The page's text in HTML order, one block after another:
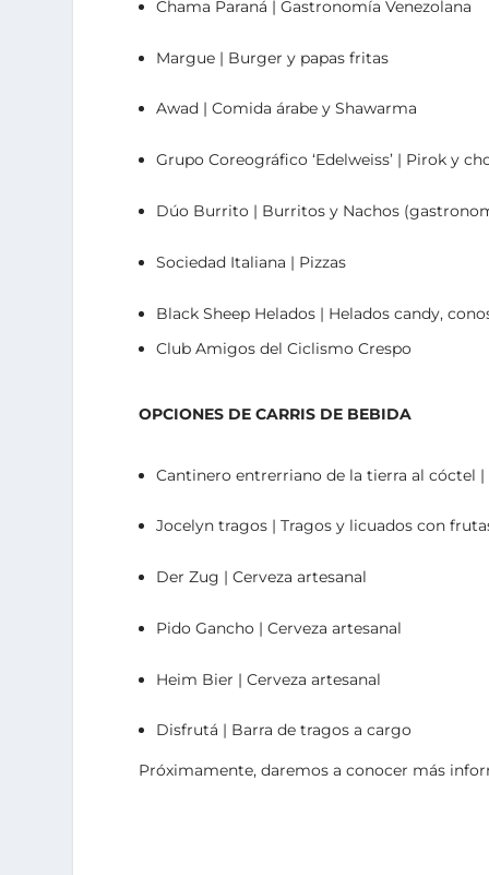
Chama Paraná | Gastronomía Venezolana
Margue | Burger y papas fritas
Awad | Comida árabe y Shawarma
Grupo Coreográfico ‘Edelweiss’ | Pirok y
Dúo Burrito | Burritos y Nachos
Sociedad Italiana | Pizzas
Black Sheep Helados | Helados candy,
Club Amigos del Ciclismo Crespo
OPCIONES DE CARRIS DE BEBIDA
Cantinero entrerriano de la tierra al cóctel
Jocelyn tragos | Tragos y licuados con
Der Zug | Cerveza artesanal
Pido Gancho | Cerveza artesanal
Heim Bier | Cerveza artesanal
Disfrutá | Barra de tragos a cargo
Próximamente, daremos a conocer más